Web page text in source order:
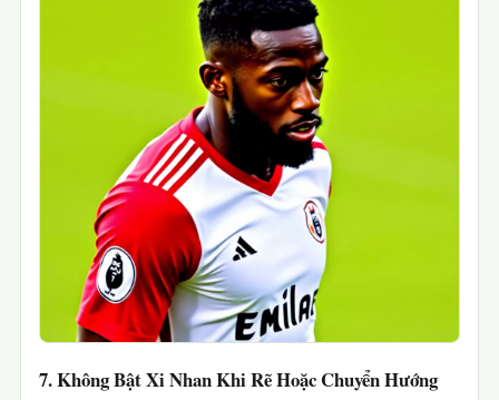
7. Không Bật Xi Nhan Khi Rẽ Hoặc Chuyển Hướng